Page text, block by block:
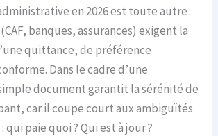
en 2026 est toute autre :
banques, assurances) exigent la
quittance, de préférence
Dans le cadre d’une
document garantit la sérénité de
car il coupe court aux ambiguïtés
paie quoi ? Qui est à jour ?